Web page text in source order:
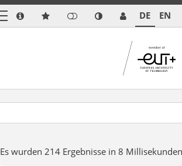
DE EN
Es wurden 214 Ergebnisse in 8